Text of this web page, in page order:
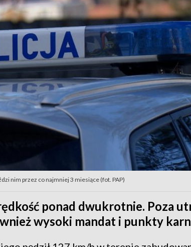
nim przez co najmniej 3 miesiące (fot. PAP)
ponad dwukrotnie. Poza
wysoki mandat i punkty